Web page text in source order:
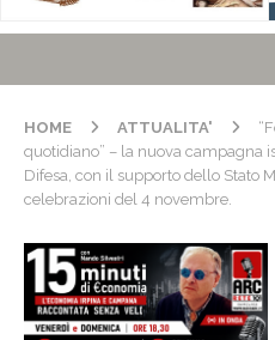
HOME ATTUALITA'
quotidiano” – la nuova campagna
Difesa, con il supporto dello Stato
celebrazioni del 4 novembre.